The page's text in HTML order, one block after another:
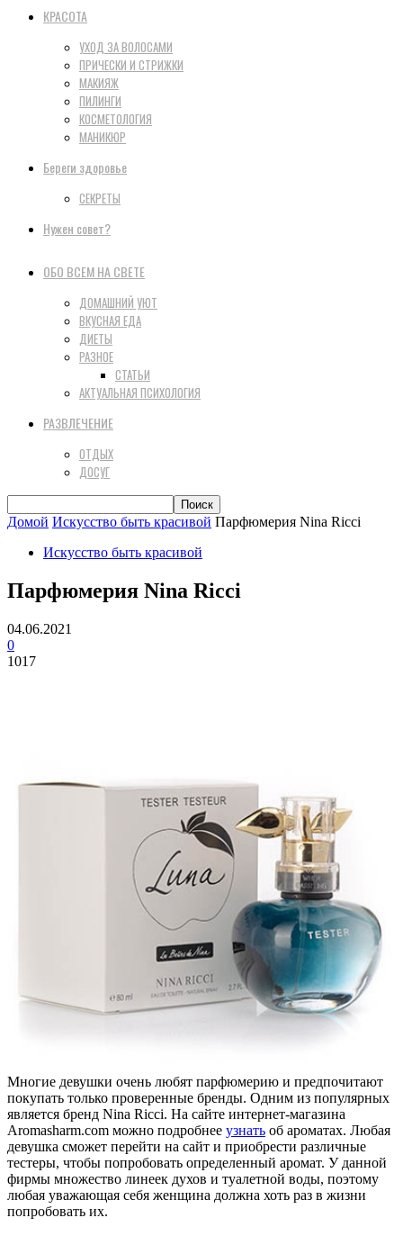
КРАСОТА
УХОД ЗА ВОЛОСАМИ
ПРИЧЕСКИ И СТРИЖКИ
МАКИЯЖ
ПИЛИНГИ
КОСМЕТОЛОГИЯ
МАНИКЮР
Береги здоровье
СЕКРЕТЫ
Нужен совет?
ОБО ВСЕМ НА СВЕТЕ
ДОМАШНИЙ УЮТ
ВКУСНАЯ ЕДА
ДИЕТЫ
РАЗНОЕ
СТАТЬИ
АКТУАЛЬНАЯ ПСИХОЛОГИЯ
РАЗВЛЕЧЕНИЕ
ОТДЫХ
ДОСУГ
Домой Искусство быть красивой Парфюмерия Nina Ricci
Искусство быть красивой
Парфюмерия Nina Ricci
04.06.2021
0
1017
Многие девушки очень любят парфюмерию и предпочитают
покупать только проверенные бренды. Одним из популярных
является бренд Nina Ricci. На сайте интернет-магазина
Aromasharm.com можно подробнее узнать об ароматах. Любая
девушка сможет перейти на сайт и приобрести различные
тестеры, чтобы попробовать определенный аромат. У данной
фирмы множество линеек духов и туалетной воды, поэтому
любая уважающая себя женщина должна хоть раз в жизни
попробовать их.